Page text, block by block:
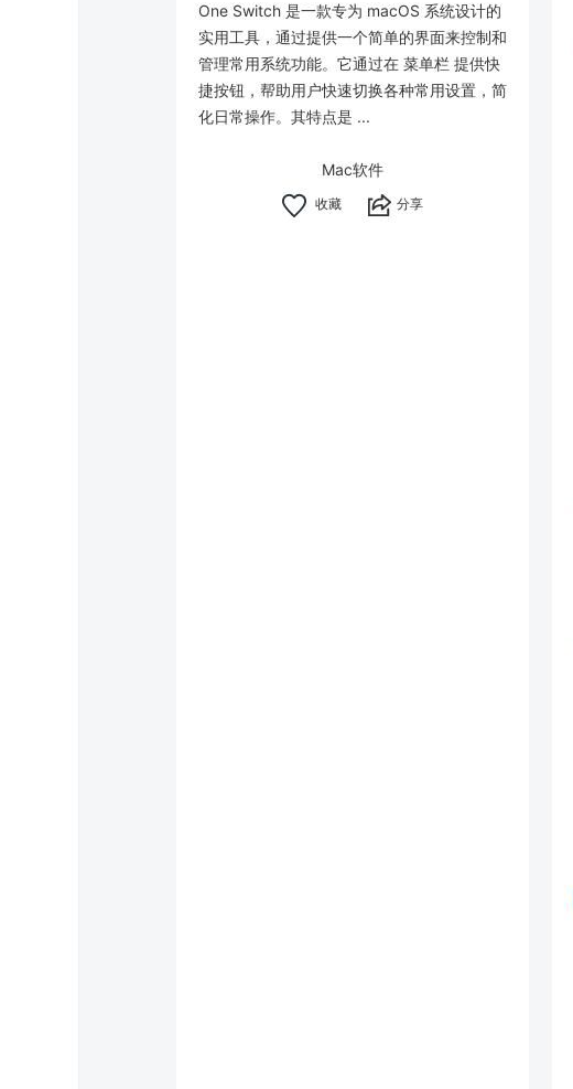
One Switch 是一款专为 macOS 系统设计的
实用工具，通过提供一个简单的界面来控制和
管理常用系统功能。它通过在 菜单栏 提供快
捷按钮，帮助用户快速切换各种常用设置，简
化日常操作。其特点是 ...
Mac软件
分享